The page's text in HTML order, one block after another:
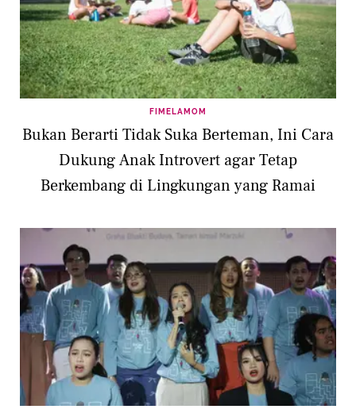
FIMELAMOM
Bukan Berarti Tidak Suka Berteman, Ini Cara
Dukung Anak Introvert agar Tetap
Berkembang di Lingkungan yang Ramai